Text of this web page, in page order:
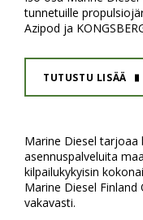
tunnetuille
Azipod ja
TUTUSTU LISÄÄ
Marine Diesel
asennuspalveluita
kilpailukykyisin
Marine Diesel
vakavasti.